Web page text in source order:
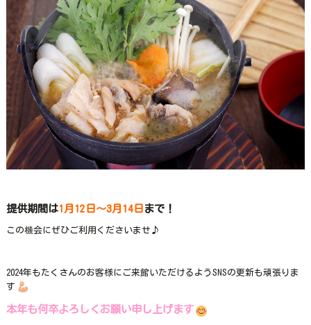
提供期間は1月12日～3月14日まで！
この機会にぜひご利用くださいませ♪
2024年もたくさんのお客様にご来館いただけるようSNSの更新も頑張りま
す
本年も何卒よろしくお願い申し上げます